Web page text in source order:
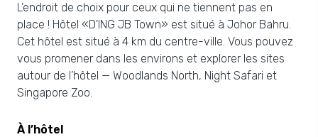
L’endroit de choix pour ceux qui ne tiennent pas en
place ! Hôtel «D'ING JB Town» est situé à Johor Bahru.
Cet hôtel est situé à 4 km du centre-ville. Vous pouvez
vous promener dans les environs et explorer les sites
autour de l’hôtel — Woodlands North, Night Safari et
Singapore Zoo.
À l’hôtel